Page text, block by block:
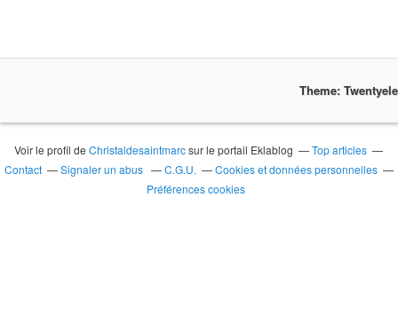
Theme:
Voir le profil deChristaldesaintmarcsur le portail Eklablog
Top articles
Contact
Signaler un abus C.G.U.
Cookies et données personnelles
Préférences cookies